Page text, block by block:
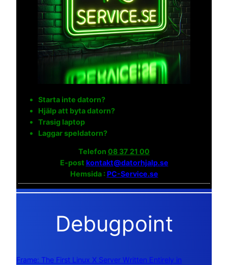
Starta inte datorn?
Hjälp att byta datorn?
Trasig laptop
Laggar speldatorn?
Telefon 08 37 21 00
E-post kontakt@datorhjalp.se
Hemsida :PC-Service.se
Debugpoint
Frame: The First Linux X Server Written Entirely in